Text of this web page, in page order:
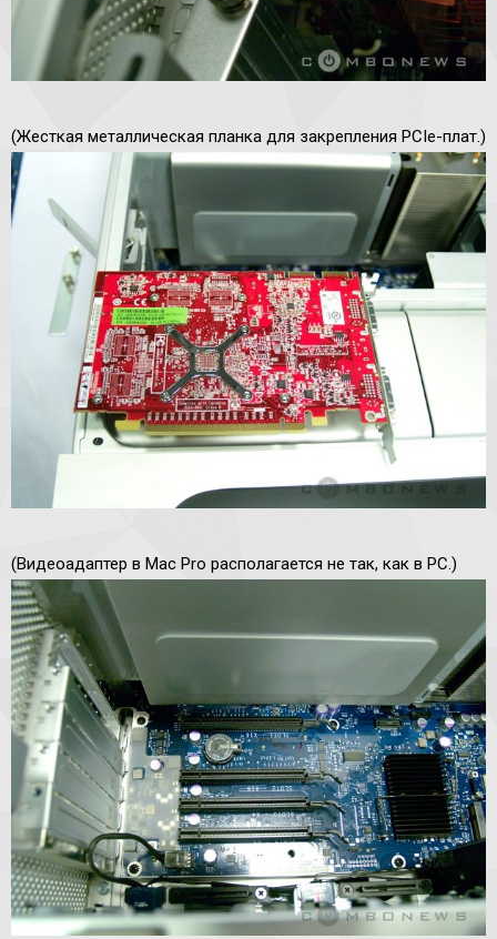
(Жесткая металлическая планка для закрепления PCIe-плат.)
(Видеоадаптер в Mac Pro располагается не так, как в PC.)